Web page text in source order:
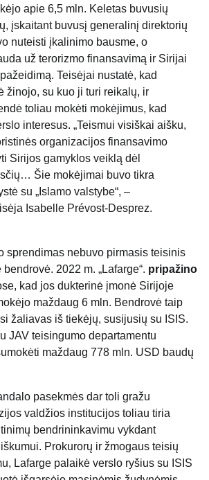
apie 6,5 mln. Keletas buvusių
įskaitant buvusį generalinį direktorių
nuteisti įkalinimo bausme, o
už terorizmo finansavimą ir Sirijai
Teisėjai nustatė, kad
žinojo, su kuo ji turi reikalų, ir
toliau mokėti mokėjimus, kad
interesus. „Teismui visiškai aišku,
organizacijos finansavimo
Sirijos gamyklos veiklą dėl
Šie mokėjimai buvo tikra
su „Islamo valstybe“, –
Isabelle Prévost-Desprez.
sprendimas nebuvo pirmasis teisinis
2022 m. „Lafarge“. pripažino
kad jos dukterinė įmonė Sirijoje
maždaug 6 mln. Bendrovė taip
žaliavas iš tiekėjų, susijusių su ISIS.
JAV teisingumo departamentu
maždaug 778 mln. USD baudų
pasekmės dar toli gražu
valdžios institucijos toliau tiria
bendrininkavimu vykdant
Prokurorų ir žmogaus teisių
Lafarge palaikė verslo ryšius su ISIS